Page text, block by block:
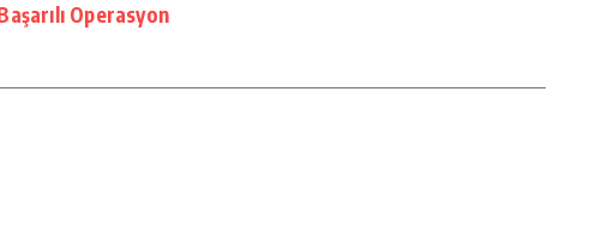
Operasyon